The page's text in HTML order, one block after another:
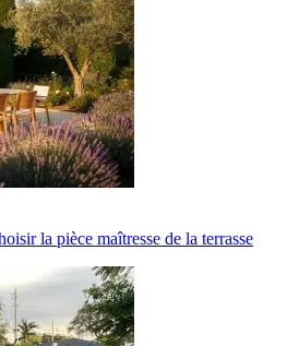
la pièce maîtresse de la terrasse